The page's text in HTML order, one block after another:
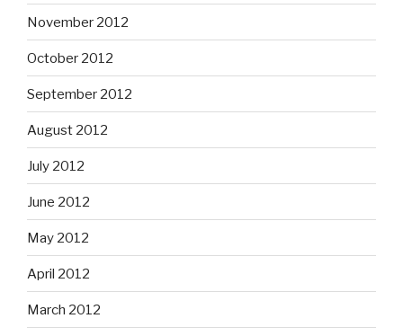
November 2012
October 2012
September 2012
August 2012
July 2012
June 2012
May 2012
April 2012
March 2012